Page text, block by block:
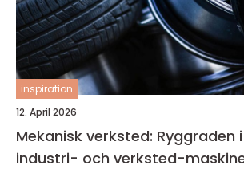
inspiration
12. April 2026
Mekanisk verksted: Ryggraden
industri- och verksted-